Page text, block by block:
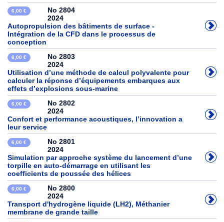
6,00 €
No 2804
2024
Autopropulsion des bâtiments de surface -
Intégration de la CFD dans le processus de
conception
6,00 €
No 2803
2024
Utilisation d’une méthode de calcul polyvalente pour
calculer la réponse d’équipements embarques aux
effets d’explosions sous-marine
6,00 €
No 2802
2024
Confort et performance acoustiques, l’innovation a
leur service
6,00 €
No 2801
2024
Simulation par approche système du lancement d’une
torpille en auto-démarrage en utilisant les
coefficients de poussée des hélices
6,00 €
No 2800
2024
Transport d'hydrogène liquide (LH2), Méthanier
membrane de grande taille